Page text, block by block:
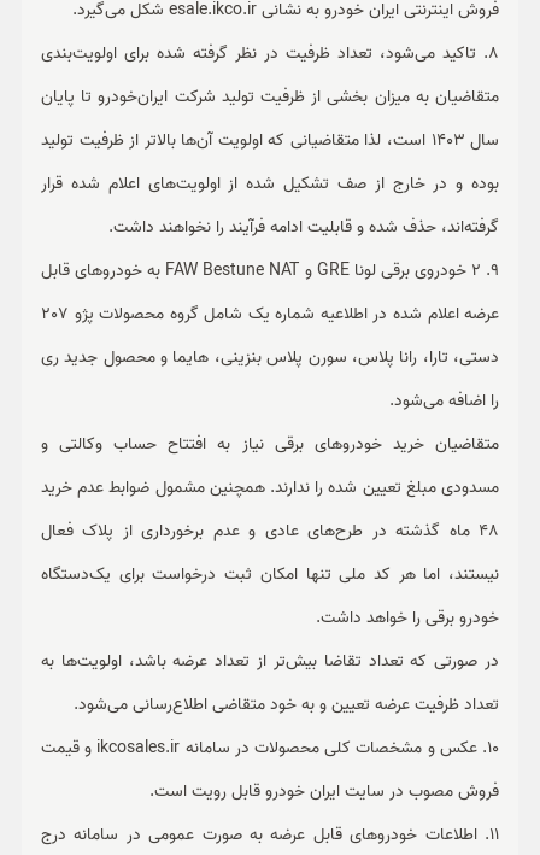
فروش اینترنتی ایران خودرو به نشانی esale.ikco.ir شکل می‌گیرد.
8. تاکید می‌شود، تعداد ظرفیت در نظر گرفته شده برای اولویت‌بندی
متقاضیان به میزان بخشی از ظرفیت تولید شرکت ایران‌خودرو تا پایان
سال 1403 است، لذا متقاضیانی که اولویت آن‌ها بالاتر از ظرفیت تولید
بوده و در خارج از صف تشکیل شده از اولویت‌های اعلام شده قرار
گرفته‌اند، حذف شده و قابلیت ادامه فرآیند را نخواهند داشت.
9. 2 خودروی برقی لونا GRE و FAW Bestune NAT به خودروهای قابل
عرضه اعلام شده در اطلاعیه شماره یک شامل گروه محصولات پژو 207
دستی، تارا، رانا پلاس، سورن پلاس بنزینی، هایما و محصول جدید ری
را اضافه می‌شود.
متقاضیان خرید خودروهای برقی نیاز به افتتاح حساب وکالتی و
مسدودی مبلغ تعیین شده را ندارند. همچنین مشمول ضوابط عدم خرید
48 ماه گذشته در طرح‌های عادی و عدم برخورداری از پلاک فعال
نیستند، اما هر کد ملی تنها امکان ثبت درخواست برای یک‌دستگاه
خودرو برقی را خواهد داشت.
در صورتی که تعداد تقاضا بیش‌تر از تعداد عرضه باشد، اولویت‌ها به
تعداد ظرفیت عرضه تعیین و به خود متقاضی اطلاع‌رسانی می‌شود.
10. عکس و مشخصات کلی محصولات در سامانه ikcosales.ir و قیمت
فروش مصوب در سایت ایران خودرو قابل رویت است.
11. اطلاعات خودروهای قابل عرضه به صورت عمومی در سامانه درج